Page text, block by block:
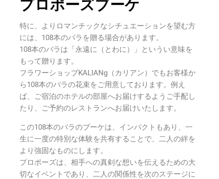
特に、よりロマンチックなシチュエーションを望む方
には、108本のバラを贈る場合があります。
108本のバラは「永遠に（とわに）」というい意味を
もって贈ります。
フラワーショップKALIANg（カリアン）でもお客様か
ら108本のバラの花束をご用意しております。例え
ば、ご宿泊のホテルの部屋へお届けするようご手配し
たり、ご予約のレストランへお届けいたします。
この108本のバラのブーケは、インパクトもあり、一
生に一度の特別な体験を共有することで、二人の絆を
より強固なものにします。
プロポーズは、相手への真剣な想いを伝えるための大
切なイベントであり、二人の関係性を次のステージに